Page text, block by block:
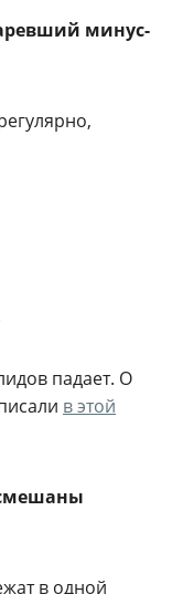
минус-
падает. О
в этой
в одной